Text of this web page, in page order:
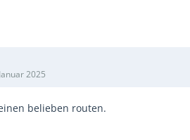
2025
belieben routen.